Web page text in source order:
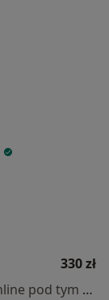
330 zł
Specjalista nie oferuje umawiania online pod tym adresem.